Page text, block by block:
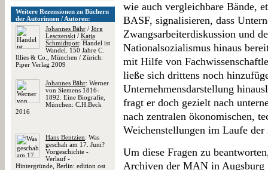
Weitere Rezensionen zu Büchern
der Autorinnen / Autoren:
Johannes Bähr / Jörg
Lesczenski / Katja
Schmidtpott: Handel ist
Wandel. 150 Jahre C.
Illies & Co., München / Zürich:
Piper Verlag 2009
Johannes Bähr: Werner
von Siemens 1816-
1892. Eine Biografie,
München: C.H.Beck
2016
Hans Bentzien: Was
geschah am 17. Juni?
Vorgeschichte -
Verlauf -
Hintergründe, Berlin: edition ost
wie auch vergleichbare Bände,
BASF, signalisieren, dass
Zwangsarbeiterdiskussion und
Nationalsozialismus hinaus
mit Hilfe von
ließe sich drittens noch
Unternehmensdarstellung
fragt er doch gezielt nach
nach zentralen ökonomischen,
Weichenstellungen im Laufe
Um diese Fragen zu
Archiven der MAN in Augsburg